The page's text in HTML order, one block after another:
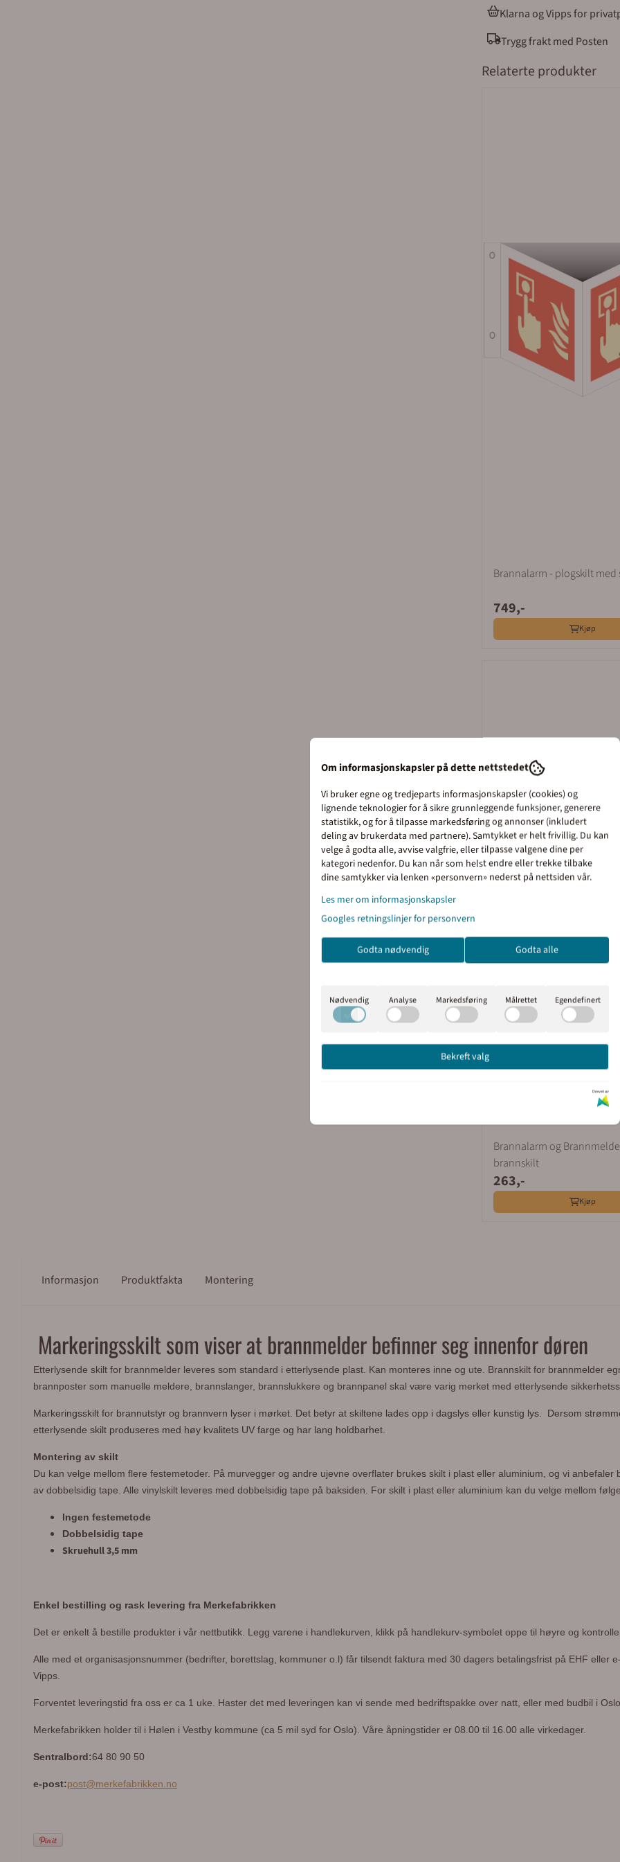
bedriftspakke over natt,
åpningstider er 08.00 til 16.00 alle
Klarna og Vipps for
Trygg frakt med Posten
Relaterte produkter
Brannalarm - plogskilt med
749,-
Kjøp
Brannalarm og
brannskilt
263,-
Kjøp
Informasjon Produktfakta Montering
Markeringsskilt som viser at brannmelder befinner seg innenfor døren
Etterlysende skilt for brannmelder leveres som standard i etterlysende plast. Kan monteres inne og ute. Brannskilt for brannmelder
brannposter som manuelle meldere, brannslanger, brannslukkere og brannpanel skal være varig merket med etterlysende
Markeringsskilt for brannutstyr og brannvern lyser i mørket. Det betyr at skiltene lades opp i dagslys eller kunstig lys. Dersom
etterlysende skilt produseres med høy kvalitets UV farge og har lang holdbarhet.
Montering av skilt
Du kan velge mellom flere festemetoder. På murvegger og andre ujevne overflater brukes skilt i plast eller aluminium, og vi anbefaler
av dobbelsidig tape. Alle vinylskilt leveres med dobbelsidig tape på baksiden. For skilt i plast eller aluminium kan du velge mellom
Ingen festemetode
Dobbelsidig tape
Skruehull 3,5 mm
Enkel bestilling og rask levering fra Merkefabrikken
Det er enkelt å bestille produkter i vår nettbutikk. Legg varene i handlekurven, klikk på handlekurv-symbolet oppe til høyre og
Alle med et organisasjonsnummer (bedrifter, borettslag, kommuner o.l) får tilsendt faktura med 30 dagers betalingsfrist på EHF eller
Vipps.
Forventet leveringstid fra oss er ca 1 uke. Haster det med leveringen kan vi sende med bedriftspakke over natt, eller med budbil i
Merkefabrikken holder til i Hølen i Vestby kommune (ca 5 mil syd for Oslo). Våre åpningstider er 08.00 til 16.00 alle virkedager.
Sentralbord:64 80 90 50
e-post:post@merkefabrikken.no
Priser inkl. eller ekskl. mva
I denne butikken kan du velge om du vil se
prisene med eller uten moms.
Inkl. mva Ekskl. mva
Om informasjonskapsler på dette nettstedet
Vi bruker egne og tredjeparts informasjonskapsler (cookies) og
lignende teknologier for å sikre grunnleggende funksjoner, generere
statistikk, og for å tilpasse markedsføring og annonser (inkludert
deling av brukerdata med partnere). Samtykket er helt frivillig. Du kan
velge å godta alle, avvise valgfrie, eller tilpasse valgene dine per
kategori nedenfor. Du kan når som helst endre eller trekke tilbake
dine samtykker via lenken «personvern» nederst på nettsiden vår.
Les mer om informasjonskapsler
Googles retningslinjer for personvern
Godta nødvendig Godta alle
Nødvendig Analyse Markedsføring Målrettet Egendefinert
Bekreft valg
Drevet av